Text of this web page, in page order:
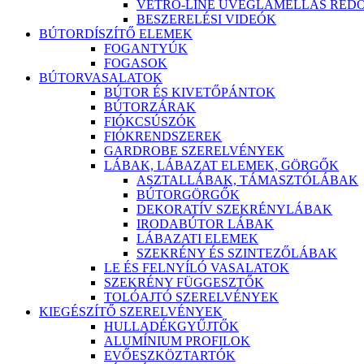
VETRO-LINE ÜVEGLAMELLÁS
BESZERELÉSI VIDEÓK
BÚTORDÍSZÍTŐ ELEMEK
FOGANTYÚK
FOGASOK
BÚTORVASALATOK
BÚTOR ÉS KIVETŐPÁNTOK
BÚTORZÁRAK
FIÓKCSÚSZÓK
FIÓKRENDSZEREK
GARDROBE SZERELVÉNYEK
LÁBAK, LÁBAZAT ELEMEK, GÖRGŐK
ASZTALLÁBAK, TÁMASZTÓLÁBAK
BÚTORGÖRGŐK
DEKORATÍV SZEKRÉNYLÁBAK
IRODABÚTOR LÁBAK
LÁBAZATI ELEMEK
SZEKRÉNY ÉS SZINTEZŐLÁBAK
LE ÉS FELNYÍLÓ VASALATOK
SZEKRÉNY FÜGGESZTŐK
TOLÓAJTÓ SZERELVÉNYEK
KIEGÉSZÍTŐ SZERELVÉNYEK
HULLADÉKGYŰJTŐK
ALUMÍNIUM PROFILOK
EVŐESZKÖZTARTÓK